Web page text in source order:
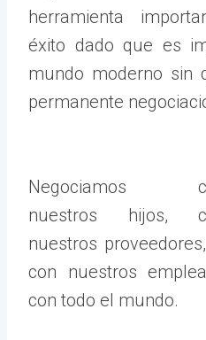
herramienta
éxito dado que es
mundo moderno sin
permanente
Negociamos
nuestros hijos,
nuestros
con nuestros
con todo el mundo.